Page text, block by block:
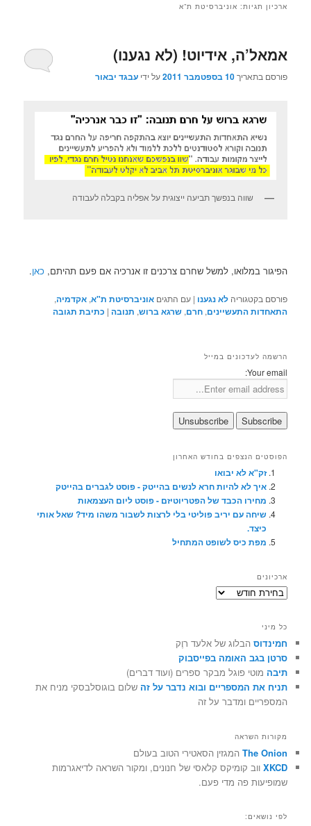
ארכיון תגיות: אוניברסיטת ת”א
אמאל’ה, אידיוט! (לא נגענו)
פורסם בתאריך10 בספטמבר 2011 על ידיעבגד יבאור
שווה בנפשך תביעה ייצוגית על אפליה בקבלה לעבודה
הפיגור במלואו, למשל שחרם צרכנים זו אנרכיה אם פעם תהיתם, כאן.
פורסם בקטגוריה לא נגענו |עם התגים אוניברסיטת ת"א,אקדמיה,
התאחדות התעשיינים,חרם,שרגא ברוש, תנובה | כתיבת תגובה
הרשמה לעדכונים במייל
Your email:
הפוסטים הנצפים בחודש האחרון
זק"א לא יבואו
איך לא להיות חרא לנשים בהייטק - פוסט לגברים בהייטק
מחירו הכבד של הפטריוטיזם - פוסט ליום העצמאות
שיחה עם יריב פוליטי בלי לרצות לשבור משהו מיד? שאל אותי
כיצד.
מפת כיס לשופט המתחיל
ארכיונים
ארכיונים
כל מיני
חמינדוס הבלוג של אלעד רוֶק
סרטן בגב האומה בפייסבוק
תיבה מוטי פוגל מבקר ספרים (ועוד דברים)
תניח את המספריים ובוא נדבר על זה שלום בוגוסלבסקי מניח את
המספריים ומדבר על זה
מקורות השראה
The Onion המגזין הסאטירי הטוב בעולם
XKCD ווב קומיקס קלאסי של חנונים, ומקור השראה לדיאגרמות
שמופיעות פה מדי פעם.
לפי נושאים: